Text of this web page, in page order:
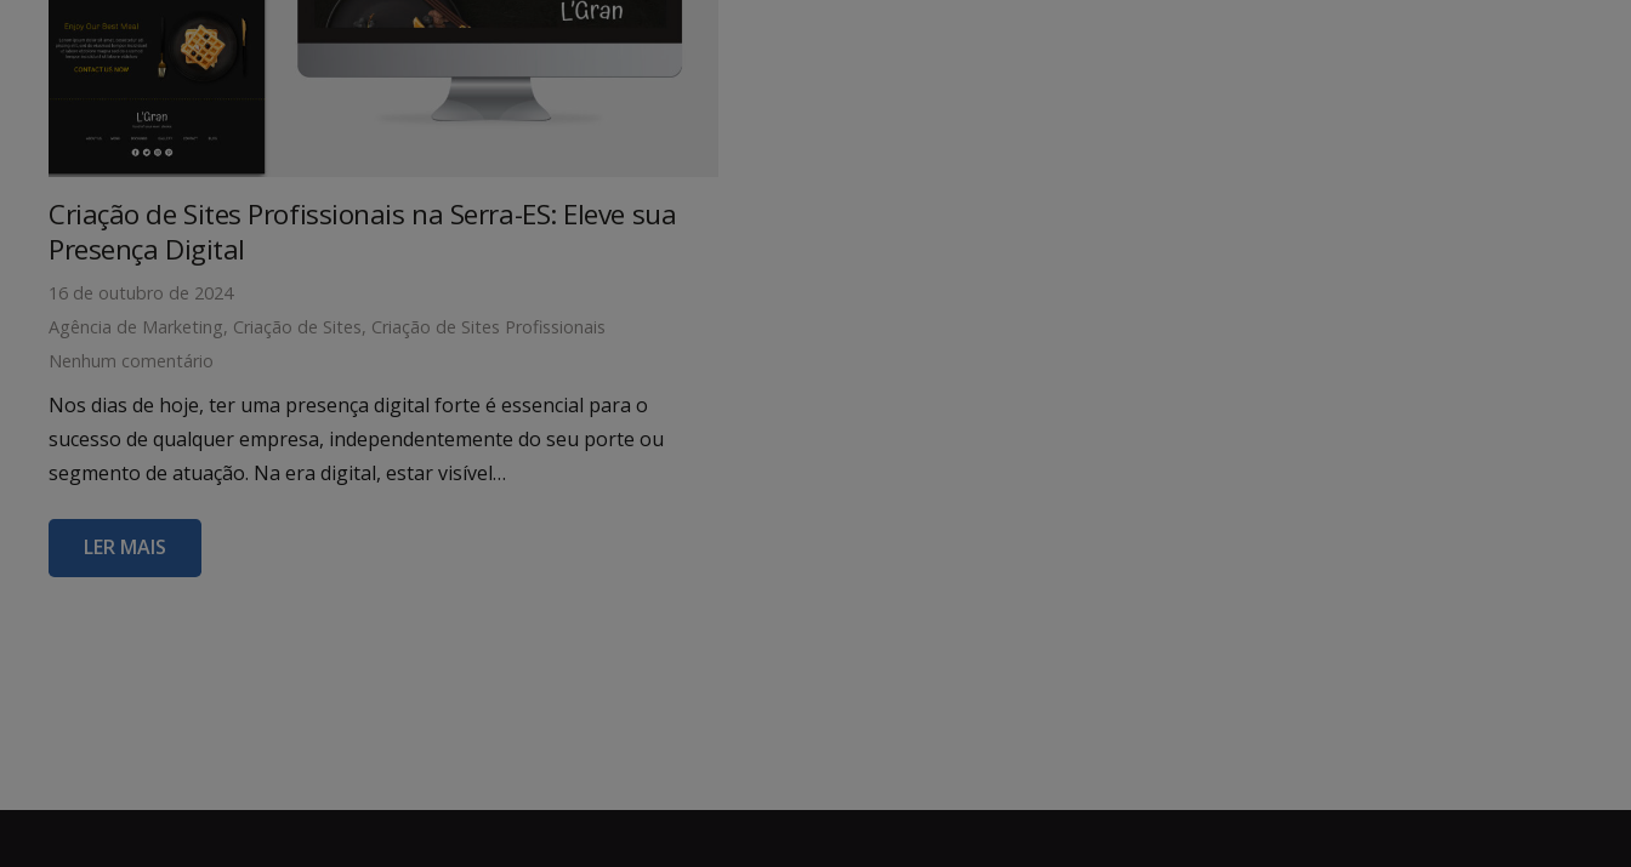
Criação de Sites Profissionais na Serra-ES: Eleve sua
Presença Digital
16 de outubro de 2024
Agência de Marketing, Criação de Sites, Criação de Sites Profissionais
Nenhum comentário
Nos dias de hoje, ter uma presença digital forte é essencial para o
sucesso de qualquer empresa, independentemente do seu porte ou
segmento de atuação. Na era digital, estar visível…
LER MAIS